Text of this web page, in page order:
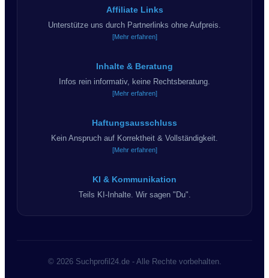
Affiliate Links
Unterstütze uns durch Partnerlinks ohne Aufpreis.
[Mehr erfahren]
Inhalte & Beratung
Infos rein informativ, keine Rechtsberatung.
[Mehr erfahren]
Haftungsausschluss
Kein Anspruch auf Korrektheit & Vollständigkeit.
[Mehr erfahren]
KI & Kommunikation
Teils KI-Inhalte. Wir sagen "Du".
© 2026 Suchprofil24.de - Alle Rechte vorbehalten.